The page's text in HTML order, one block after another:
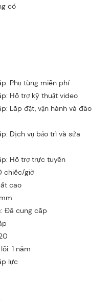
có
Phụ tùng miễn phí
Hỗ trợ kỹ thuật video
Lắp đặt, vận hành và đào
Dịch vụ bảo trì và sửa
Hỗ trợ trực tuyến
chiếc/giờ
cao
Đã cung cấp
1 năm
lực